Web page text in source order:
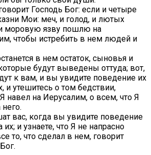
Господь Бог: если и четыре
Мои: меч, и голод, и лютых
моровую язву пошлю на
чтобы истребить в нем людей и
в нем остаток, сыновья и
будут выведены оттуда; вот,
к вам, и вы увидите поведение их
и утешитесь о том бедствии,
навел на Иерусалим, о всем, что Я
вас, когда вы увидите поведение
их; и узнаете, что Я не напрасно
то, что сделал в нем, говорит